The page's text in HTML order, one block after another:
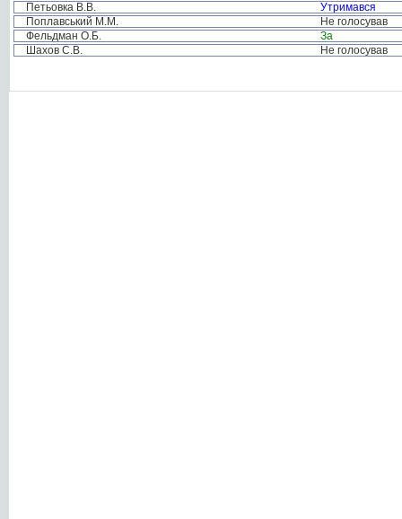
Петьовка В.В.
Утримався
Поплавський М.М.
Не голосував
Фельдман О.Б.
За
Шахов С.В.
Не голосував